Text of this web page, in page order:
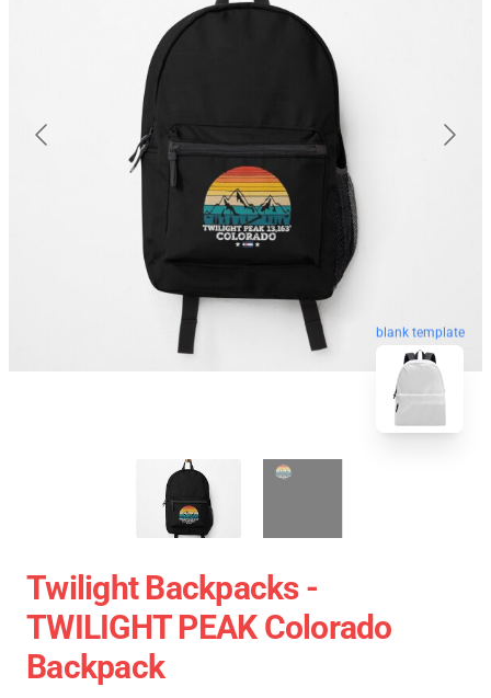
blank template
Twilight Backpacks -
TWILIGHT PEAK Colorado
Backpack